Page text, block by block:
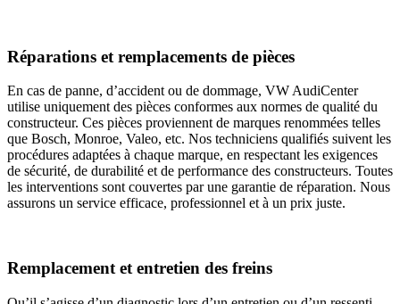
Réparations et remplacements de pièces
En cas de panne, d’accident ou de dommage, VW AudiCenter
utilise uniquement des pièces conformes aux normes de qualité du
constructeur. Ces pièces proviennent de marques renommées telles
que Bosch, Monroe, Valeo, etc. Nos techniciens qualifiés suivent les
procédures adaptées à chaque marque, en respectant les exigences
de sécurité, de durabilité et de performance des constructeurs. Toutes
les interventions sont couvertes par une garantie de réparation. Nous
assurons un service efficace, professionnel et à un prix juste.
Remplacement et entretien des freins